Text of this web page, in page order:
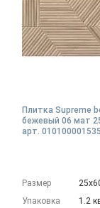
Плитка Supreme
бежевый 06 мат
арт. 010100001535
Размер
Упаковка
1.2